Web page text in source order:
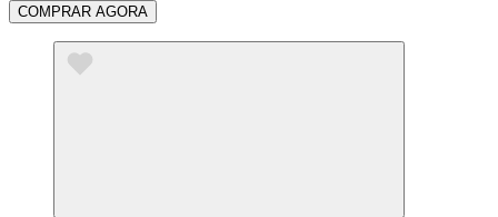
COMPRAR AGORA